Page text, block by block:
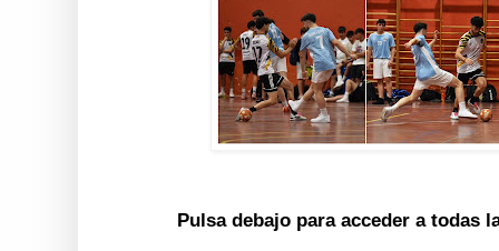
Pulsa debajo para acceder a todas